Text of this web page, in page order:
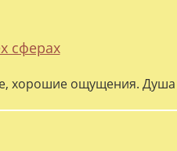
сферах
хорошие ощущения.